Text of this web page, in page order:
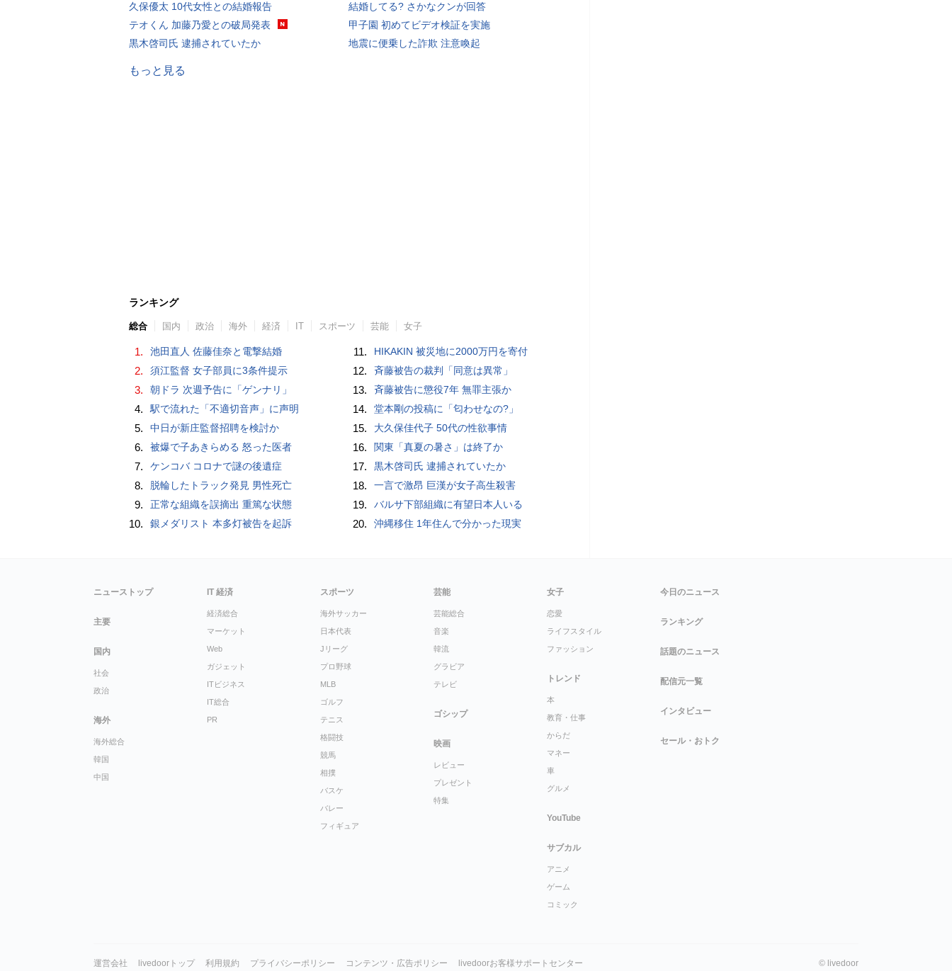
久保優太 10代女性との結婚報告
テオくん 加藤乃愛との破局発表
黒木啓司氏 逮捕されていたか
結婚してる? さかなクンが回答
甲子園 初めてビデオ検証を実施
地震に便乗した詐欺 注意喚起
もっと見る
ランキング
総合 国内 政治 海外 経済 IT スポーツ 芸能 女子
1. 池田直人 佐藤佳奈と電撃結婚
2. 須江監督 女子部員に3条件提示
3. 朝ドラ 次週予告に「ゲンナリ」
4. 駅で流れた「不適切音声」に声明
5. 中日が新庄監督招聘を検討か
6. 被爆で子あきらめる 怒った医者
7. ケンコバ コロナで謎の後遺症
8. 脱輪したトラック発見 男性死亡
9. 正常な組織を誤摘出 重篤な状態
10. 銀メダリスト 本多灯被告を起訴
11. HIKAKIN 被災地に2000万円を寄付
12. 斉藤被告の裁判「同意は異常」
13. 斉藤被告に懲役7年 無罪主張か
14. 堂本剛の投稿に「匂わせなの?」
15. 大久保佳代子 50代の性欲事情
16. 関東「真夏の暑さ」は終了か
17. 黒木啓司氏 逮捕されていたか
18. 一言で激昂 巨漢が女子高生殺害
19. バルサ下部組織に有望日本人いる
20. 沖縄移住 1年住んで分かった現実
ニューストップ
主要
国内
社会
政治
海外
海外総合
韓国
中国
IT 経済
経済総合
マーケット
Web
ガジェット
ITビジネス
IT総合
PR
スポーツ
海外サッカー
日本代表
Jリーグ
プロ野球
MLB
ゴルフ
テニス
格闘技
競馬
相撲
バスケ
バレー
フィギュア
芸能
芸能総合
音楽
韓流
グラビア
テレビ
ゴシップ
映画
レビュー
プレゼント
特集
女子
恋愛
ライフスタイル
ファッション
トレンド
本
教育・仕事
からだ
マネー
車
グルメ
YouTube
サブカル
アニメ
ゲーム
コミック
今日のニュース
ランキング
話題のニュース
配信元一覧
インタビュー
セール・おトク
運営会社 livedoorトップ 利用規約 プライバシーポリシー コンテンツ・広告ポリシー livedoorお客様サポートセンター © livedoor